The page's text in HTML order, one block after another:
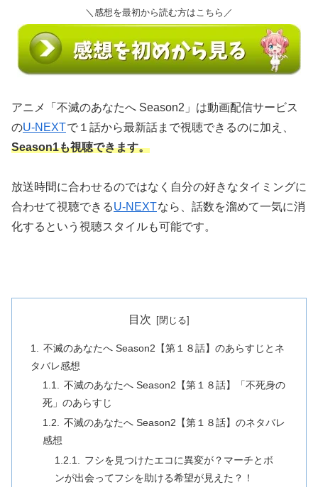
＼感想を最初から読む方はこちら／
アニメ「不滅のあなたへ Season2」は動画配信サービス
のU-NEXTで１話から最新話まで視聴できるのに加え、
Season1も視聴できます。
放送時間に合わせるのではなく自分の好きなタイミングに
合わせて視聴できるU-NEXTなら、話数を溜めて一気に消
化するという視聴スタイルも可能です。
目次
不滅のあなたへ Season2【第１８話】のあらすじとネ
タバレ感想
不滅のあなたへ Season2【第１８話】「不死身の
死」のあらすじ
不滅のあなたへ Season2【第１８話】のネタバレ
感想
フシを見つけたエコに異変が？マーチとボ
ンが出会ってフシを助ける希望が見えた？！